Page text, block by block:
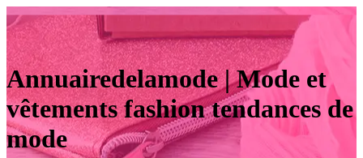
An­nuairedelamo­de | Mode et
vêtements fashion tendances de
mode